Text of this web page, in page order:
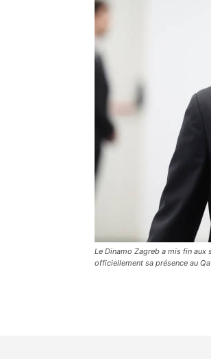
Le Dinamo Zagreb a mis fin aux
officiellement sa présence au